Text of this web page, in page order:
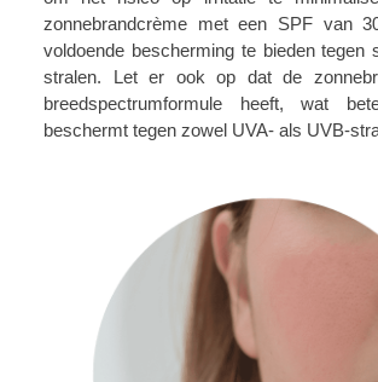
zonnebrandcrème met een SPF van
voldoende bescherming te bieden tegen
stralen. Let er ook op dat de
breedspectrumformule heeft, wat
beschermt tegen zowel UVA- als UVB-